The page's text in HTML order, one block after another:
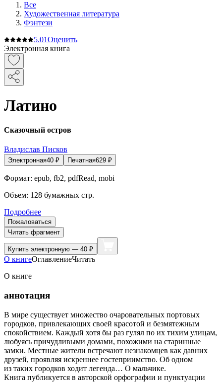
Все
Художественная литература
Фэнтези
5.01Оценить
Электронная книга
Латино
Сказочный остров
Владислав Писков
Электронная40 ₽ Печатная629 ₽
Формат: epub, fb2, pdfRead, mobi
Объем: 128 бумажных стр.
Подробнее
Пожаловаться
Читать фрагмент
Купить электронную — 40 ₽
О книгеОглавлениеЧитать
О книге
аннотация
В мире существует множество очаровательных портовых
городков, привлекающих своей красотой и безмятежным
спокойствием. Каждый хотя бы раз гулял по их тихим улицам,
любуясь причудливыми домами, похожими на старинные
замки. Местные жители встречают незнакомцев как давних
друзей, проявляя искреннее гостеприимство. Об одном
из таких городков ходит легенда… О мальчике.
Книга публикуется в авторской орфографии и пунктуации